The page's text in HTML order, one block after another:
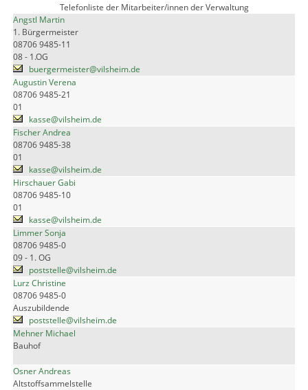
Telefonliste der Mitarbeiter/innen der Verwaltung
Angstl Martin
1. Bürgermeister
08706 9485-11
08 - 1.OG
buergermeister@vilsheim.de
Augustin Verena
08706 9485-21
01
kasse@vilsheim.de
Fischer Andrea
08706 9485-38
01
kasse@vilsheim.de
Hirschauer Gabi
08706 9485-10
01
kasse@vilsheim.de
Limmer Sonja
08706 9485-0
09 - 1. OG
poststelle@vilsheim.de
Lurz Christine
08706 9485-0
Auszubildende
poststelle@vilsheim.de
Mehner Michael
Bauhof
Osner Andreas
Altstoffsammelstelle